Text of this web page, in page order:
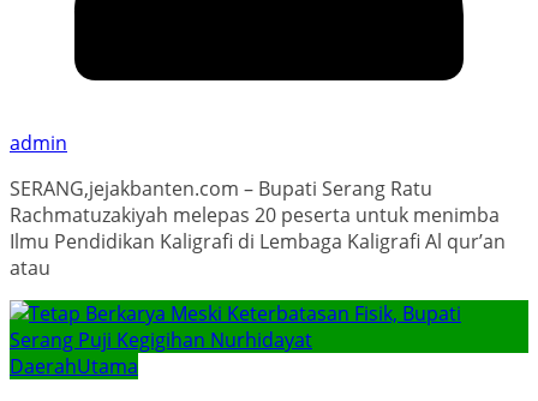
admin
SERANG,jejakbanten.com – Bupati Serang Ratu
Rachmatuzakiyah melepas 20 peserta untuk menimba
Ilmu Pendidikan Kaligrafi di Lembaga Kaligrafi Al qur’an
atau
DaerahUtama